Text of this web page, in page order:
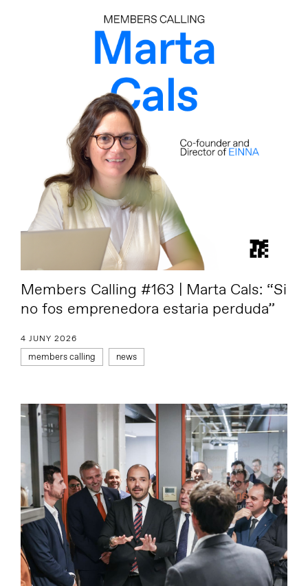
Members Calling #163 | Marta Cals: “Si
no fos emprenedora estaria perduda”
4 JUNY 2026
members calling news